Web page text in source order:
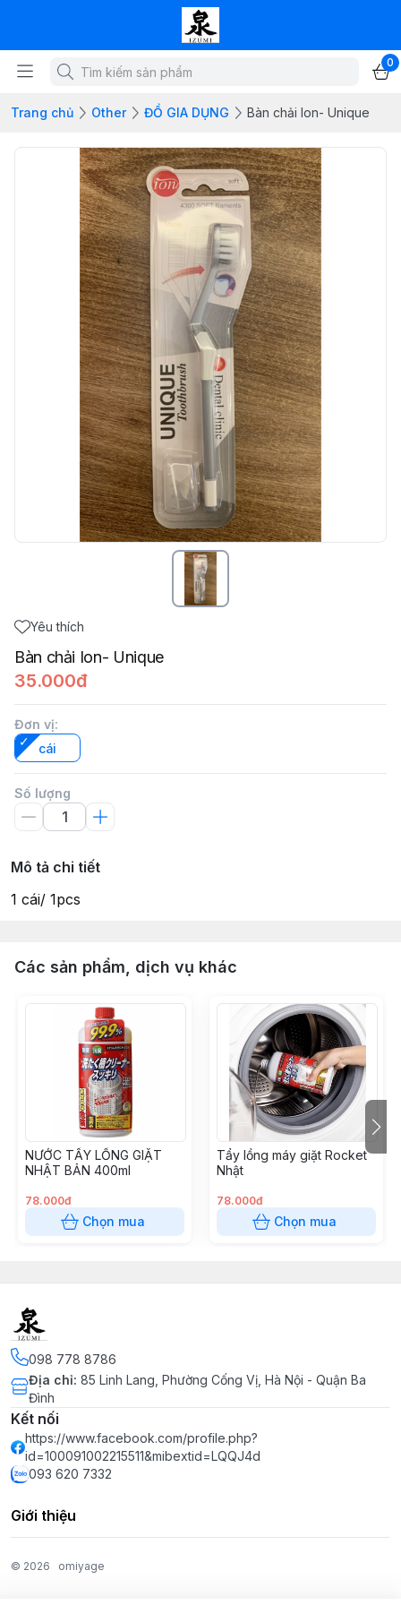
0
Trang chủ Other ĐỒ GIA DỤNG Bàn chải Ion- Unique
Yêu thích
Bàn chải Ion- Unique
35.000đ
Đơn vị:
cái
Số lượng
Mô tả chi tiết
1 cái/ 1pcs
Các sản phẩm, dịch vụ khác
NƯỚC TẨY LỒNG GIẶT
NHẬT BẢN 400ml
78.000đ
Chọn mua
Tẩy lồng máy giặt Rocket
Nhật
78.000đ
Chọn mua
098 778 8786
Địa chỉ: 85 Linh Lang, Phường Cống Vị, Hà Nội - Quận Ba
Đình
Kết nối
https://www.facebook.com/profile.php?
id=100091002215511&mibextid=LQQJ4d
093 620 7332
Giới thiệu
© 2026 omiyage